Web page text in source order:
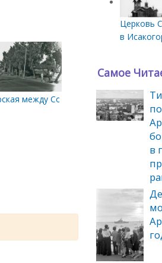
Н. В.
между Сов. Космонавтов и
Церковь
в
Самое
в